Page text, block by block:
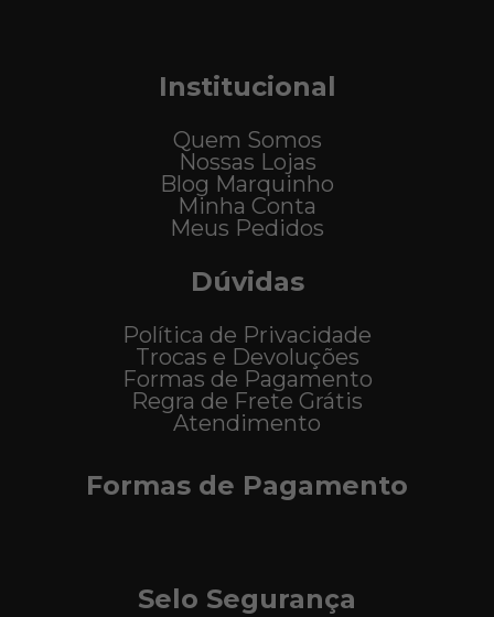
Institucional
Quem Somos
Nossas Lojas
Blog Marquinho
Minha Conta
Meus Pedidos
Dúvidas
Política de Privacidade
Trocas e Devoluções
Formas de Pagamento
Regra de Frete Grátis
Atendimento
Formas de Pagamento
Selo Segurança